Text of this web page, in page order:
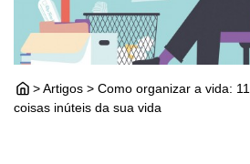
> Artigos > Como organizar a vida:
coisas inúteis da sua vida